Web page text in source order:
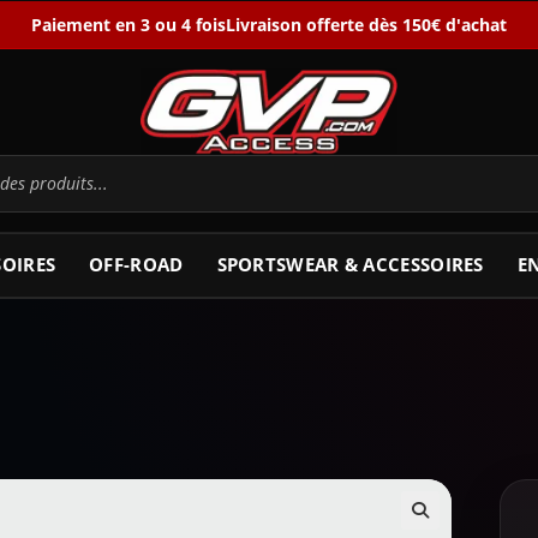
Paiement en 3 ou 4 foisLivraison offerte dès 150€ d'achat
OFF-ROAD SPORTSWEAR & ACCESSOIRES